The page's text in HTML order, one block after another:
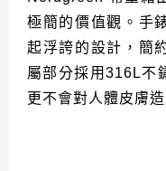
極簡的價值觀。手
起浮誇的設計，簡
屬部分採用316L不
更不會對人體皮膚